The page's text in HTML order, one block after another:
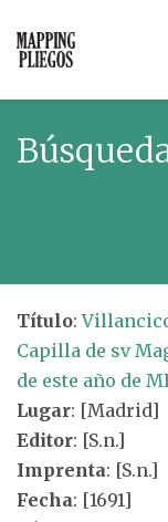
Título:
Capilla de sv
de este año de
Lugar: [Madrid]
Editor: [S.n.]
Imprenta: [S.n.]
Fecha: [1691]